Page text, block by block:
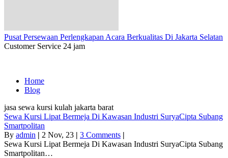
Pusat Persewaan Perlengkapan Acara Berkualitas Di Jakarta Selatan
Customer Service 24 jam
Home
Blog
jasa sewa kursi kulah jakarta barat
Sewa Kursi Lipat Bermeja Di Kawasan Industri SuryaCipta Subang
Smartpolitan
By admin | 2 Nov, 23 | 3 Comments |
Sewa Kursi Lipat Bermeja Di Kawasan Industri SuryaCipta Subang
Smartpolitan…